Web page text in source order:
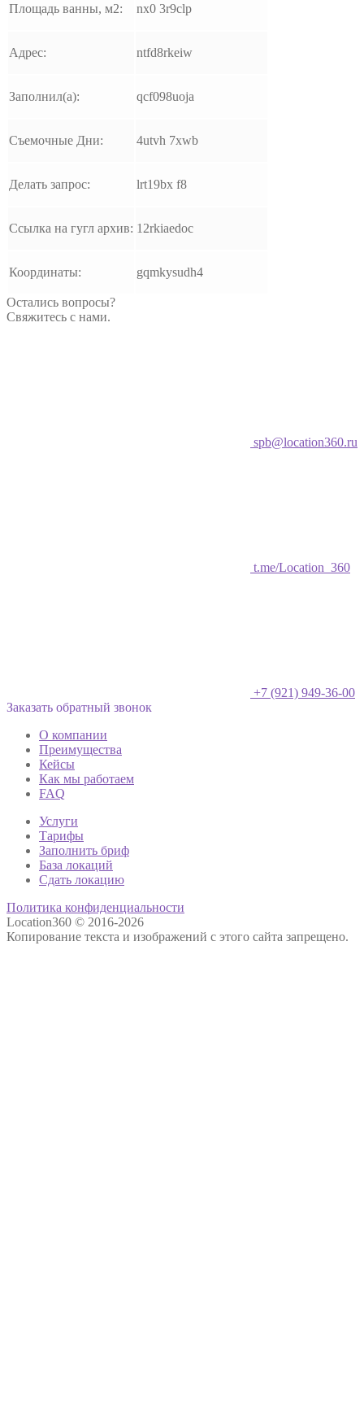
Площадь ванны, м2: nx0 3r9clp
Адрес: ntfd8rkeiw
Заполнил(а): qcf098uoja
Съемочные Дни: 4utvh 7xwb
Делать запрос: lrt19bx f8
Ссылка на гугл архив: 12rkiaedoc
Координаты: gqmkysudh4
Остались вопросы?
Свяжитесь с нами.
spb@location360.ru
t.me/Location_360
+7 (921) 949-36-00
Заказать обратный звонок
О компании
Преимущества
Кейсы
Как мы работаем
FAQ
Услуги
Тарифы
Заполнить бриф
База локаций
Сдать локацию
Политика конфиденциальности
Location360 © 2016-2026
Копирование текста и изображений с этого сайта запрещено.